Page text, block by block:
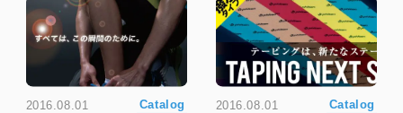
2016.08.01 Catalog 2016.08.01 Catalog